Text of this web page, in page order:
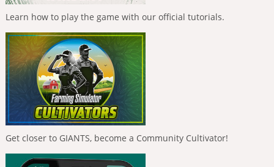
Learn how to play the game with our official tutorials.
Get closer to GIANTS, become a Community Cultivator!